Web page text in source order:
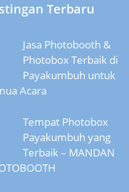
Terbaru
Jasa Photobooth &
Photobox Terbaik di
Payakumbuh untuk
Acara
Tempat Photobox
Payakumbuh yang
Terbaik – MANDAN